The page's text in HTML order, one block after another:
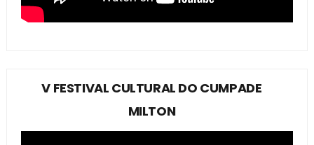
V FESTIVAL CULTURAL DO CUMPADE
MILTON